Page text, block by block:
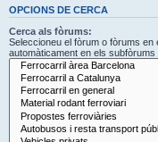
OPCIONS DE CERCA
Cerca als fòrums:
Seleccioneu el fòrum o fòrums
automàticament en els subfòrums